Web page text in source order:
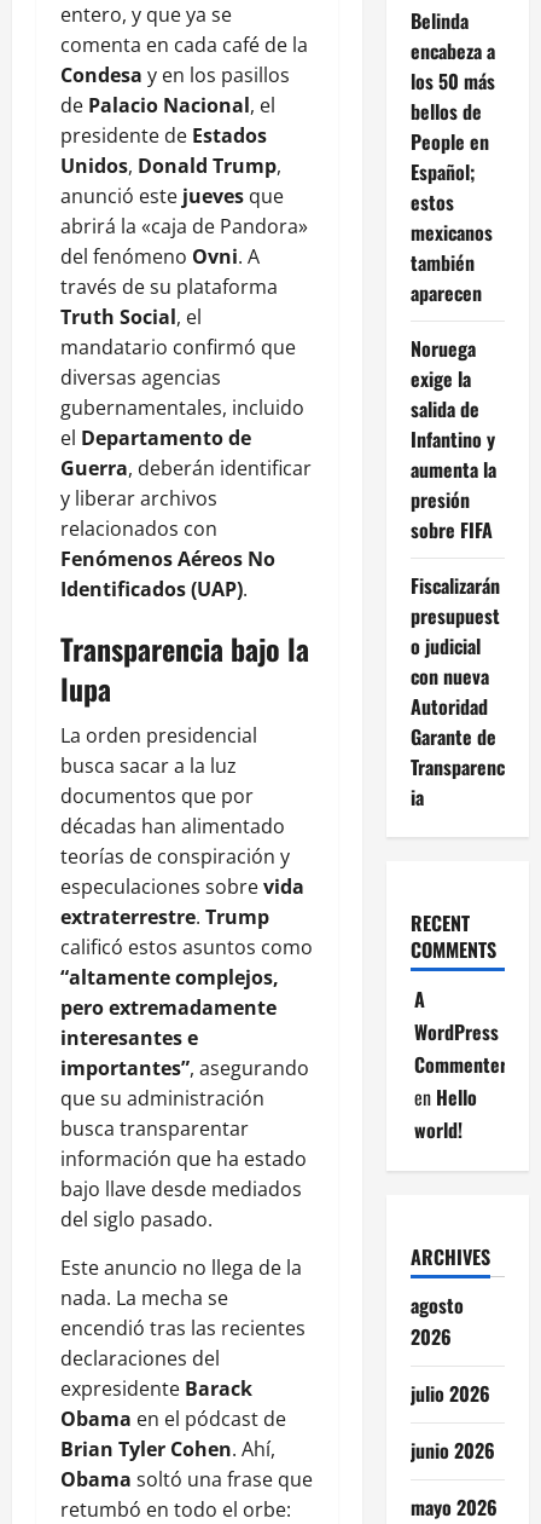
entero, y que ya se
comenta en cada café de la
Condesa y en los pasillos
de Palacio Nacional, el
presidente de Estados
Unidos, Donald Trump,
anunció este jueves que
abrirá la «caja de Pandora»
del fenómeno Ovni. A
través de su plataforma
Truth Social, el
mandatario confirmó que
diversas agencias
gubernamentales, incluido
el Departamento de
Guerra, deberán identificar
y liberar archivos
relacionados con
Fenómenos Aéreos No
Identificados (UAP).
Transparencia bajo la
lupa
La orden presidencial
busca sacar a la luz
documentos que por
décadas han alimentado
teorías de conspiración y
especulaciones sobrevida
extraterrestre. Trump
calificó estos asuntos como
“altamente complejos,
pero extremadamente
interesantes e
importantes”, asegurando
que su administración
busca transparentar
información que ha estado
bajo llave desde mediados
del siglo pasado.
Este anuncio no llega de la
nada. La mecha se
encendió tras las recientes
declaraciones del
expresidente Barack
Obama en el pódcast de
Brian Tyler Cohen. Ahí,
Obama soltó una frase que
retumbó en todo el orbe:
Belinda
encabeza a
los 50 más
bellos de
People en
Español;
estos
mexicanos
también
aparecen
Noruega
exige la
salida de
Infantino y
aumenta la
presión
sobre FIFA
Fiscalizarán
presupuest
o judicial
con nueva
Autoridad
Garante de
Transparenc
ia
RECENT
COMMENTS
A
WordPress
Commenter
en Hello
world!
ARCHIVES
agosto
2026
julio 2026
junio 2026
mayo 2026